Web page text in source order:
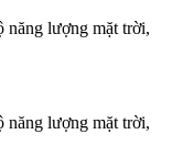
năng lượng mặt trời,
năng lượng mặt trời,